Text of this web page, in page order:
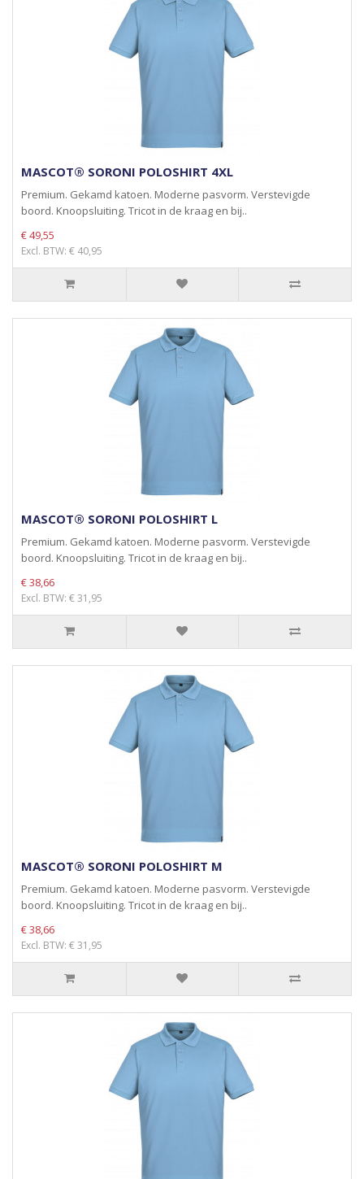
MASCOT® SORONI POLOSHIRT 4XL
Premium. Gekamd katoen. Moderne pasvorm. Verstevigde
boord. Knoopsluiting. Tricot in de kraag en bij..
€ 49,55
Excl. BTW: € 40,95
MASCOT® SORONI POLOSHIRT L
Premium. Gekamd katoen. Moderne pasvorm. Verstevigde
boord. Knoopsluiting. Tricot in de kraag en bij..
€ 38,66
Excl. BTW: € 31,95
MASCOT® SORONI POLOSHIRT M
Premium. Gekamd katoen. Moderne pasvorm. Verstevigde
boord. Knoopsluiting. Tricot in de kraag en bij..
€ 38,66
Excl. BTW: € 31,95